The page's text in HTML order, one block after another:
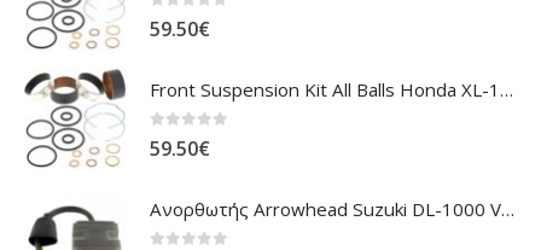
0 out of 5
59.50€
Front Suspension Kit All Balls Honda XL-1000V Varadero
0 out of 5
59.50€
Ανορθωτής Arrowhead Suzuki DL-1000 V'Strom